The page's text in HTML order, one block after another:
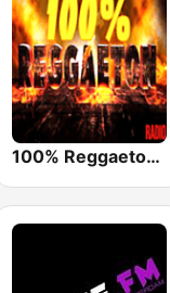
100% Reggaeton Radio